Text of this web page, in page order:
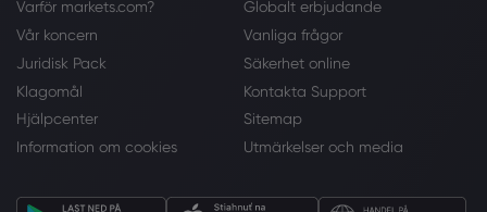
Varför markets.com?
Globalt erbjudande
Vår koncern
Vanliga frågor
Juridisk Pack
Säkerhet online
Klagomål
Kontakta Support
Hjälpcenter
Sitemap
Information om cookies
Utmärkelser och media